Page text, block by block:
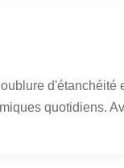
quotidiens.